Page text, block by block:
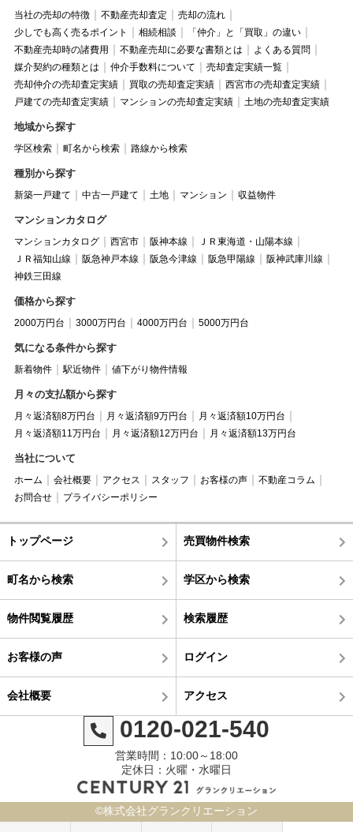
当社の売却の特徴 不動産売却査定
売却の流れ
少しでも高く売るポイント
相続相談
「仲介」と「買取」の違い
不動産売却時の諸費用
不動産売却に必要な書類とは
よくある質問
媒介契約の種類とは
仲介手数料について
売却査定実績一覧
売却仲介の売却査定実績
買取の売却査定実績
西宮市の売却査定実績
戸建ての売却査定実績
マンションの売却査定実績 土地の売却査定実績
地域から探す
学区検索 町名から検索 路線から検索
種別から探す
新築一戸建て 中古一戸建て 土地 マンション 収益物件
マンションカタログ
マンションカタログ 西宮市 阪神本線
ＪＲ東海道・山陽本線
ＪＲ福知山線
阪急神戸本線 阪急今津線 阪急甲陽線
阪神武庫川線
神鉄三田線
価格から探す
2000万円台 3000万円台 4000万円台 5000万円台
気になる条件から探す
新着物件 駅近物件 値下がり物件情報
月々の支払額から探す
月々返済額8万円台 月々返済額9万円台
月々返済額10万円台
月々返済額11万円台
月々返済額12万円台 月々返済額13万円台
当社について
ホーム 会社概要 アクセス スタッフ お客様の声
不動産コラム
お問合せ
プライバシーポリシー
トップページ 売買物件検索
町名から検索 学区から検索
物件閲覧履歴 検索履歴
お客様の声 ログイン
会社概要 アクセス
0120-021-540
営業時間：10:00～18:00
定休日：火曜・水曜日
©株式会社グランクリエーション